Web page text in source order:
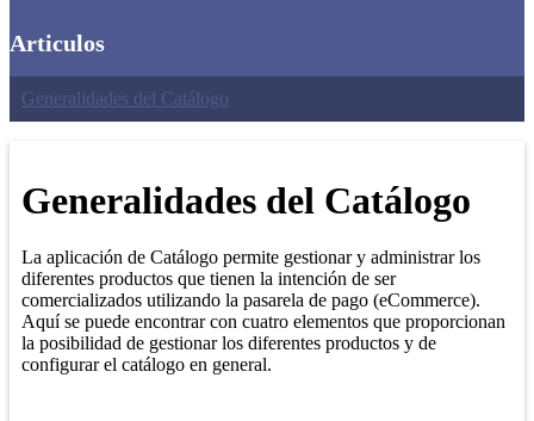
Articulos
Generalidades del Catálogo
Generalidades del Catálogo
La aplicación de Catálogo permite gestionar y administrar los
diferentes productos que tienen la intención de ser
comercializados utilizando la pasarela de pago (eCommerce).
Aquí se puede encontrar con cuatro elementos que proporcionan
la posibilidad de gestionar los diferentes productos y de
configurar el catálogo en general.